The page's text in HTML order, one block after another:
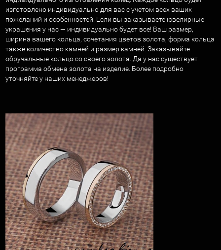
изготовлено индивидуально для вас с учетом всех ваших
пожеланий и особенностей. Если вы заказываете ювелирные
украшения у нас — индивидуально будет все! Ваш размер,
ширина вашего кольца, сочетания цветов золота, форма кольца
также количество камней и размер камней. Заказывайте
обручальные кольцо со своего золота. Да у нас существует
программа обмена золота на изделие. Более подробно
уточняйте у наших менеджеров!